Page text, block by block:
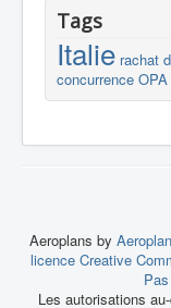
Tags
Italie rachat
concurrence OPA
Aeroplans by
licence Creative
Les autorisations